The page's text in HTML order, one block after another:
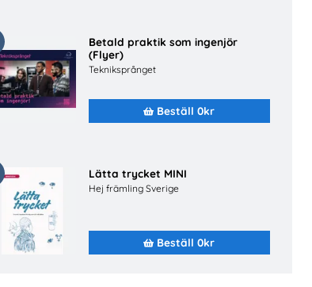
Betald praktik som ingenjör
(Flyer)
Tekniksprånget
Beställ 0kr
Lätta trycket MINI
Hej främling Sverige
Beställ 0kr